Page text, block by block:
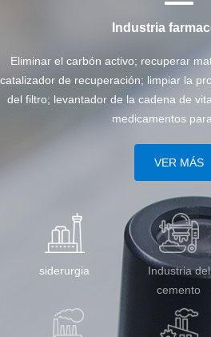
Industria
Eliminar el carbón activo; recuperar
catalizador de recuperación; limpiar la
del filtro; levantador de la cadena de
medicamentos
VER MÁS
siderurgia
Industria del
cemento